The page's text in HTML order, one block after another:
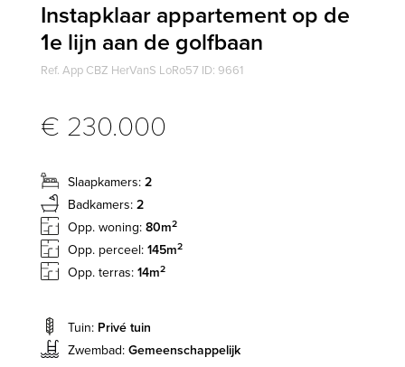
Instapklaar appartement op de
1e lijn aan de golfbaan
Ref. App CBZ HerVanS LoRo57 ID: 9661
€ 230.000
Slaapkamers: 2
Badkamers: 2
Opp. woning: 80m2
Opp. perceel: 145m2
Opp. terras: 14m2
Tuin: Privé tuin
Zwembad: Gemeenschappelijk